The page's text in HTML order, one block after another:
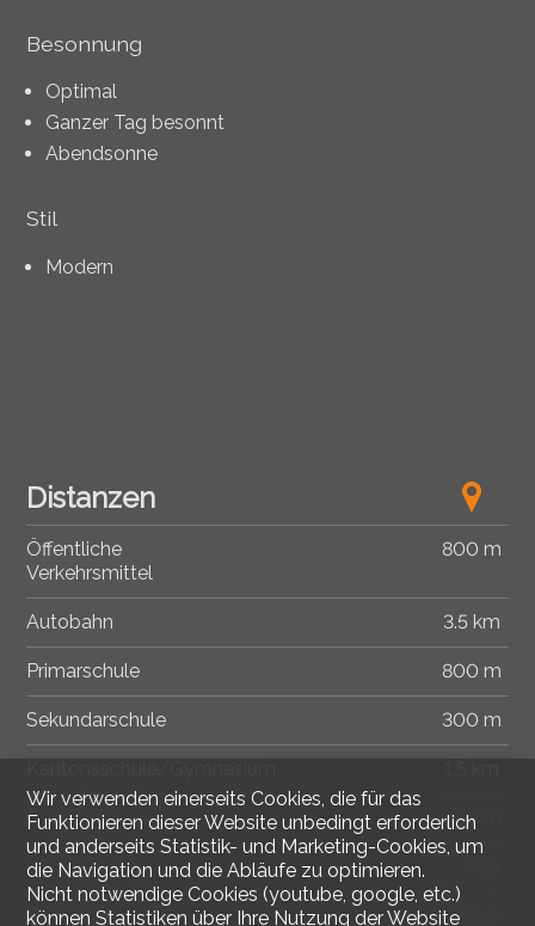
Besonnung
Optimal
Ganzer Tag besonnt
Abendsonne
Stil
Modern
Distanzen
Öffentliche
Verkehrsmittel
800 m
Autobahn 3.5 km
Primarschule 800 m
Sekundarschule 300 m
Geschäfte 300 m
Krankenhaus
Restaurants 450 m
Wir verwenden einerseits Cookies, die für das
Funktionieren dieser Website unbedingt erforderlich
und anderseits Statistik- und Marketing-Cookies, um
die Navigation und die Abläufe zu optimieren.
Nicht notwendige Cookies (youtube, google, etc.)
können Statistiken über Ihre Nutzung der Website